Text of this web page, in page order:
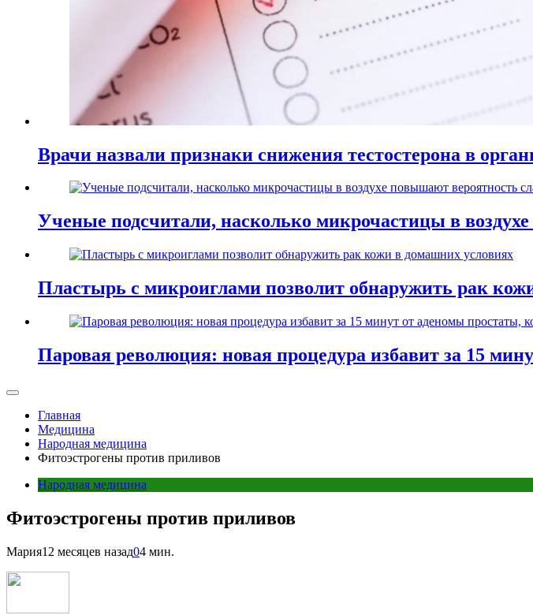
Врачи назвали признаки снижения тестостерона в
Ученые подсчитали, насколько микрочастицы в
Пластырь с микроиглами позволит обнаружить рак
Паровая революция: новая процедура избавит за 15
Главная
Медицина
Народная медицина
Фитоэстрогены против приливов
Народная медицина
Фитоэстрогены против приливов
Мария12 месяцев назад04 мин.